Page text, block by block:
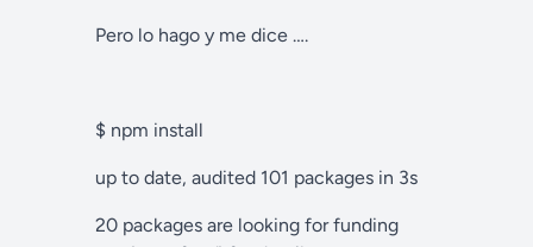
Pero lo hago y me dice ….
$ npm install
up to date, audited 101 packages in 3s
20 packages are looking for funding